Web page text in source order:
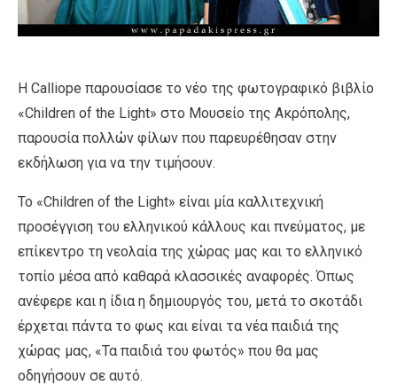
Η Calliope παρουσίασε το νέο της φωτογραφικό βιβλίο
«Children of the Light» στο Μουσείο της Ακρόπολης,
παρουσία πολλών φίλων που παρευρέθησαν στην
εκδήλωση για να την τιμήσουν.
Το «Children of the Light» είναι μία καλλιτεχνική
προσέγγιση του ελληνικού κάλλους και πνεύματος, με
επίκεντρο τη νεολαία της χώρας μας και το ελληνικό
τοπίο μέσα από καθαρά κλασσικές αναφορές. Όπως
ανέφερε και η ίδια η δημιουργός του, μετά το σκοτάδι
έρχεται πάντα το φως και είναι τα νέα παιδιά της
χώρας μας, «Τα παιδιά του φωτός» που θα μας
οδηγήσουν σε αυτό.